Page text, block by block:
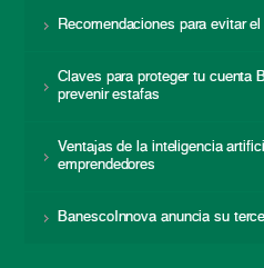
Recomendaciones para evitar
Claves para proteger tu cuenta
prevenir estafas
Ventajas de la inteligencia
emprendedores
BanescoInnova anuncia su